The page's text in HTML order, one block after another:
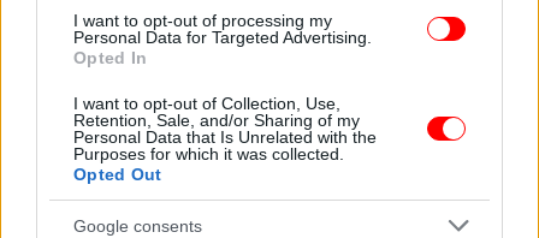
I want to opt-out of processing my
Personal Data for Targeted Advertising.
Opted In
I want to opt-out of Collection, Use,
Retention, Sale, and/or Sharing of my
Personal Data that Is Unrelated with the
Purposes for which it was collected.
Opted Out
Google consents